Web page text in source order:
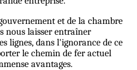
et de la chambre
nous laisser entraîner
lignes, dans l'ignorance de ce
le chemin de fer actuel
avantages.